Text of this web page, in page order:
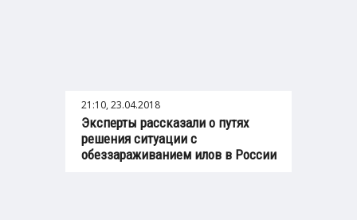
21:10, 23.04.2018
Эксперты рассказали о путях
решения ситуации с
обеззараживанием илов в России